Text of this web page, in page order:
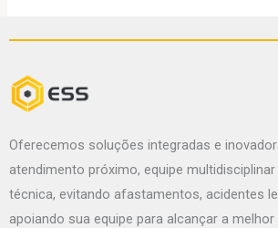
Oferecemos soluções integradas e
atendimento próximo, equipe multidisciplinar
técnica, evitando afastamentos, acidentes
apoiando sua equipe para alcançar a